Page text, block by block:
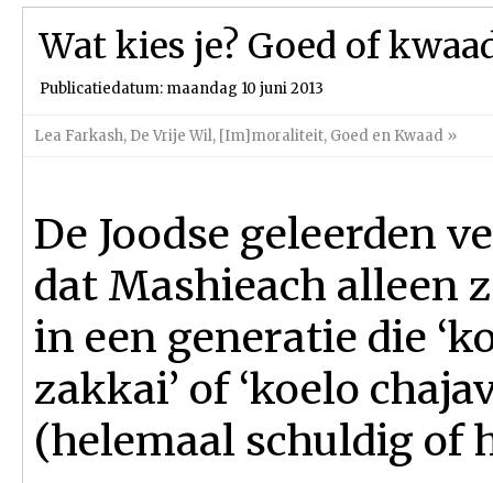
Wat kies je? Goed of
Publicatiedatum: maandag 10 juni 2013
Lea Farkash, De Vrije Wil, [Im]moraliteit, Goed en Kwaad »
De Joodse geleerden
dat Mashieach alleen
in een generatie die
zakkai’ of ‘koelo
(helemaal schuldig of